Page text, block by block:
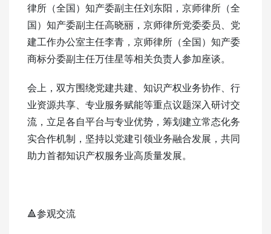
律所（全国）知产委副主任刘东阳，京师律所（全
国）知产委副主任高晓丽，京师律所党委委员、党
建工作办公室主任李青，京师律所（全国）知产委
商标分委副主任万佳星等相关负责人参加座谈。
会上，双方围绕党建共建、知识产权业务协作、行
业资源共享、专业服务赋能等重点议题深入研讨交
流，立足各自平台与专业优势，筹划建立常态化务
实合作机制，坚持以党建引领业务融合发展，共同
助力首都知识产权服务业高质量发展。
🔺参观交流